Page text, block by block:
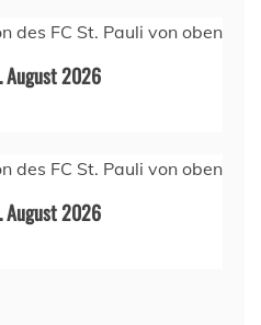
August 2026
August 2026